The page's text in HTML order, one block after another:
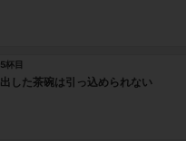
5杯目
出した茶碗は引っ込められない